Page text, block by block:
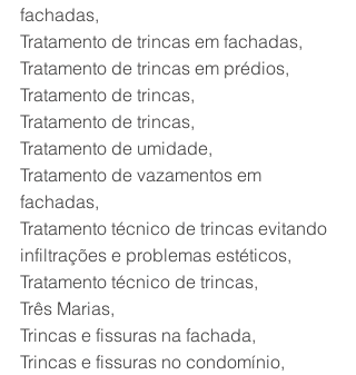
fachadas,
Tratamento de trincas em fachadas,
Tratamento de trincas em prédios,
Tratamento de trincas,
Tratamento de trincas,
Tratamento de umidade,
Tratamento de vazamentos em
fachadas,
Tratamento técnico de trincas evitando
infiltrações e problemas estéticos,
Tratamento técnico de trincas,
Três Marias,
Trincas e fissuras na fachada,
Trincas e fissuras no condomínio,